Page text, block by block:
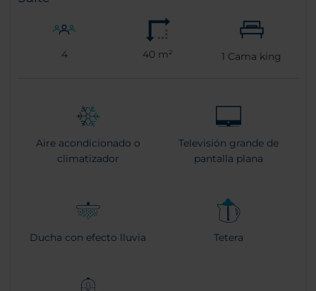
4 40 m² 1 Cama king
Aire acondicionado o
climatizador
Televisión grande de
pantalla plana
Ducha con efecto lluvia Tetera